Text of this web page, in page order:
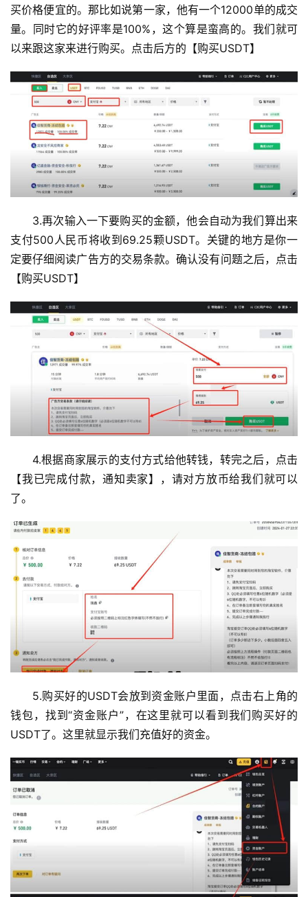
买价格便宜的。那比如说第一家，他有一个12000单的成交
量。同时它的好评率是100%，这个算是蛮高的。我们就可
以来跟这家来进行购买。点击后方的【购买USDT】
3.再次输入一下要购买的金额，他会自动为我们算出来
支付500人民币将收到69.25颗USDT。关键的地方是你一
定要仔细阅读广告方的交易条款。确认没有问题之后，点击
【购买USDT】
4.根据商家展示的支付方式给他转钱，转完之后，点击
【我已完成付款，通知卖家】，请对方放币给我们就可以
了。
5.购买好的USDT会放到资金账户里面，点击右上角的
钱包，找到“资金账户”，在这里就可以看到我们购买好的
USDT了。这里就显示我们充值好的资金。